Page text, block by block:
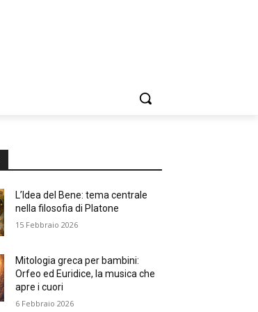
L’Idea del Bene: tema centrale
nella filosofia di Platone
15 Febbraio 2026
Mitologia greca per bambini:
Orfeo ed Euridice, la musica che
apre i cuori
6 Febbraio 2026